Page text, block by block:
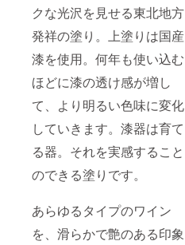
クな光沢を見せる東北地方
発祥の塗り。上塗りは国産
漆を使用。何年も使い込む
ほどに漆の透け感が増し
て、より明るい色味に変化
していきます。漆器は育て
る器。それを実感すること
のできる塗りです。
あらゆるタイプのワイン
を、滑らかで艶のある印象